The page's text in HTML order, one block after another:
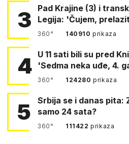
3
Pad Krajine (3) i
Legija: 'Čujem,
360° 140910prikaza
4 U 11 sati bili su pred Kninom. Gotovina:
'Sedma neka uđe, 4.
360° 124280prikaza
5
Srbija se i danas pita:
samo 24 sata?
360° 111422prikaza